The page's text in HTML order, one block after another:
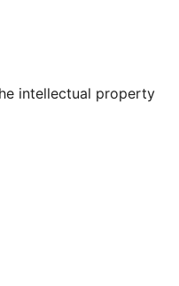
intellectual property